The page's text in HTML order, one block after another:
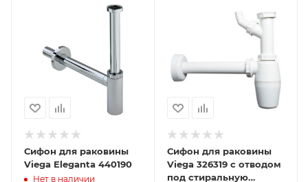
Сифон для раковины
Viega Eleganta 440190
Нет в наличии
Сифон для раковины
Viega 326319 с отводом
под стиральную